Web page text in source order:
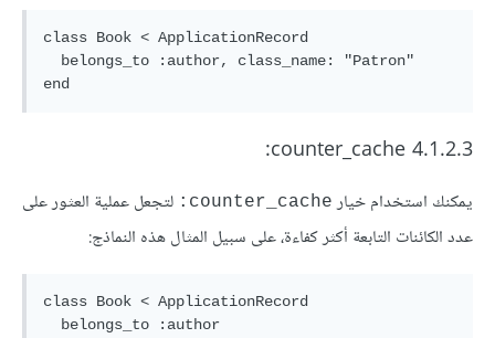
class Book < ApplicationRecord
4.1.2.3 counter_cache:
يمكنك استخدام خيار counter_cache:
لتجعل عملية العثور على
عدد الكائنات التابعة أكثر كفاءة، على سبيل المثال هذه النماذج:
class Book < ApplicationRecord